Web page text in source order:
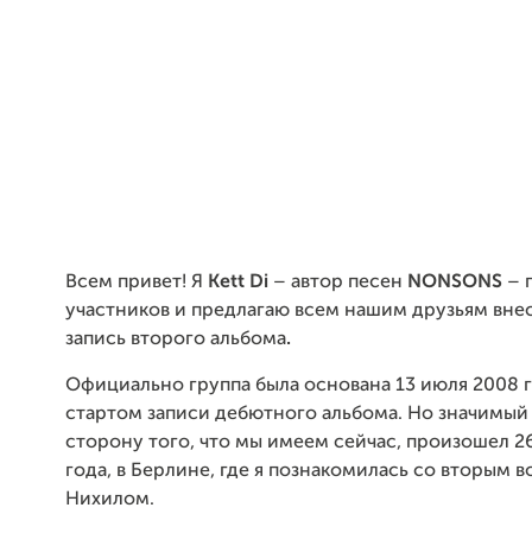
Всем привет! Я Kett Di – автор песен NONSONS –
участников и предлагаю всем нашим друзьям
запись второго альбома.
Официально группа была основана 13 июля 2008
стартом записи дебютного альбома. Но значимый
сторону того, что мы имеем сейчас, произошел
года, в Берлине, где я познакомилась со вторым
Нихилом.